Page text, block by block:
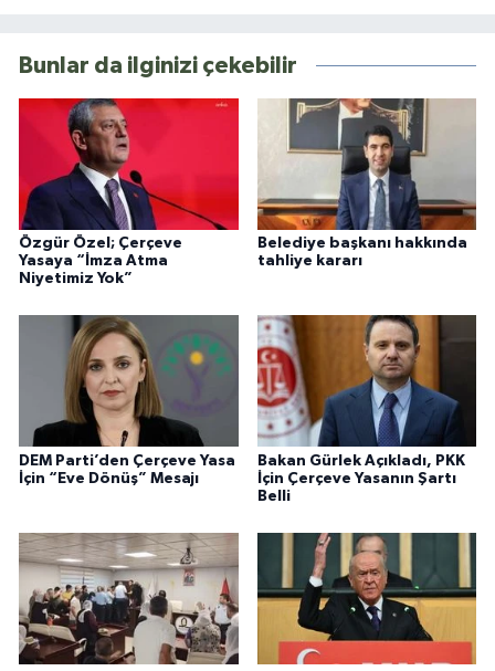
Bunlar da ilginizi çekebilir
Özgür Özel; Çerçeve
Yasaya “İmza Atma
Niyetimiz Yok”
Belediye başkanı hakkında
tahliye kararı
DEM Parti’den Çerçeve Yasa
İçin “Eve Dönüş” Mesajı
Bakan Gürlek Açıkladı, PKK
İçin Çerçeve Yasanın Şartı
Belli